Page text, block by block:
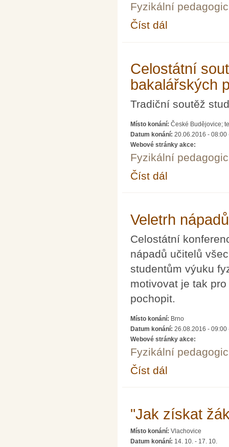
Fyzikální
Číst dál
Celostátní
bakalářských
Tradiční soutěž
Místo konání: České Budějovice;
Datum konání: 20.06.2016 - 08:00
Webové stránky akce:
Fyzikální
Číst dál
Veletrh
Celostátní
nápadů učitelů
studentům výuku
motivovat je tak
pochopit.
Místo konání: Brno
Datum konání: 26.08.2016 - 09:00
Webové stránky akce:
Fyzikální
Číst dál
"Jak získat
Místo konání: Vlachovice
Datum konání: 14. 10. - 17. 10.